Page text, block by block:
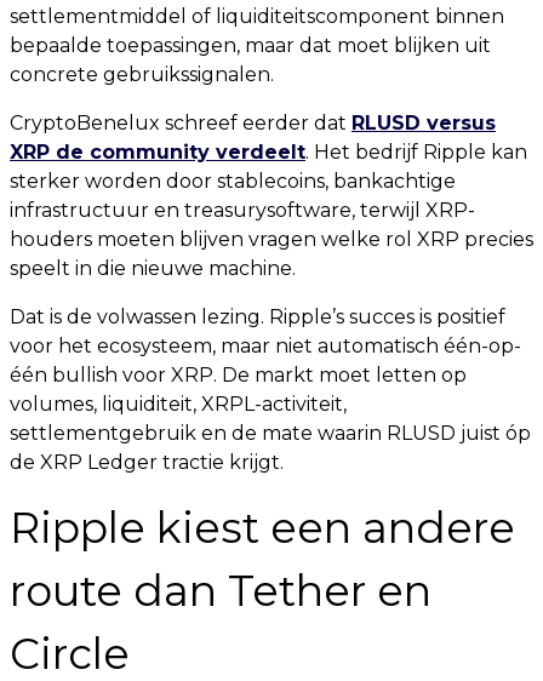
settlementmiddel of liquiditeitscomponent binnen
bepaalde toepassingen, maar dat moet blijken uit
concrete gebruikssignalen.
CryptoBenelux schreef eerder dat RLUSD versus
XRP de community verdeelt. Het bedrijf Ripple kan
sterker worden door stablecoins, bankachtige
infrastructuur en treasurysoftware, terwijl XRP-
houders moeten blijven vragen welke rol XRP precies
speelt in die nieuwe machine.
Dat is de volwassen lezing. Ripple’s succes is positief
voor het ecosysteem, maar niet automatisch één-op-
één bullish voor XRP. De markt moet letten op
volumes, liquiditeit, XRPL-activiteit,
settlementgebruik en de mate waarin RLUSD juist óp
de XRP Ledger tractie krijgt.
Ripple kiest een andere
route dan Tether en
Circle